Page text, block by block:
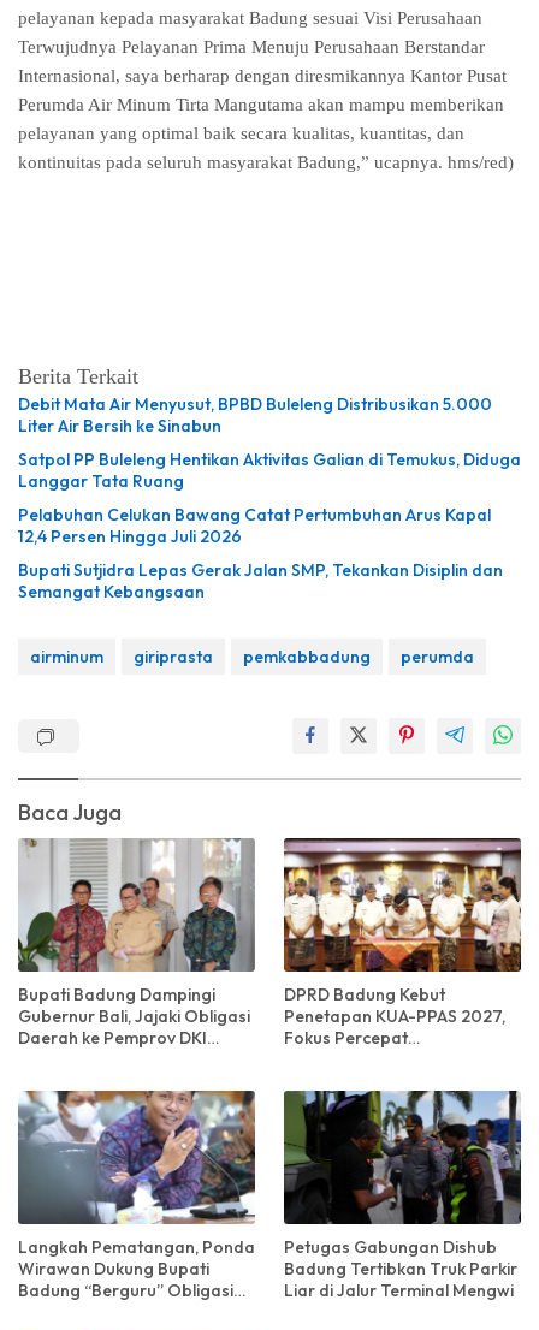
pelayanan kepada masyarakat Badung sesuai Visi Perusahaan
Terwujudnya Pelayanan Prima Menuju Perusahaan Berstandar
Internasional, saya berharap dengan diresmikannya Kantor Pusat
Perumda Air Minum Tirta Mangutama akan mampu memberikan
pelayanan yang optimal baik secara kualitas, kuantitas, dan
kontinuitas pada seluruh masyarakat Badung,” ucapnya. hms/red)
Berita Terkait
Debit Mata Air Menyusut, BPBD Buleleng Distribusikan 5.000
Liter Air Bersih ke Sinabun
Satpol PP Buleleng Hentikan Aktivitas Galian di Temukus, Diduga
Langgar Tata Ruang
Pelabuhan Celukan Bawang Catat Pertumbuhan Arus Kapal
12,4 Persen Hingga Juli 2026
Bupati Sutjidra Lepas Gerak Jalan SMP, Tekankan Disiplin dan
Semangat Kebangsaan
airminum giriprasta pemkabbadung perumda
Baca Juga
Bupati Badung Dampingi
Gubernur Bali, Jajaki Obligasi
Daerah ke Pemprov DKI
DPRD Badung Kebut
Penetapan KUA-PPAS 2027,
Fokus Percepat
Langkah Pematangan, Ponda
Wirawan Dukung Bupati
Badung “Berguru” Obligasi
Petugas Gabungan Dishub
Badung Tertibkan Truk Parkir
Liar di Jalur Terminal Mengwi